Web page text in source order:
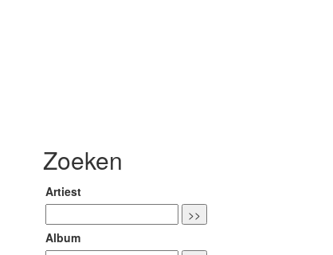
Zoeken
Artiest
Album